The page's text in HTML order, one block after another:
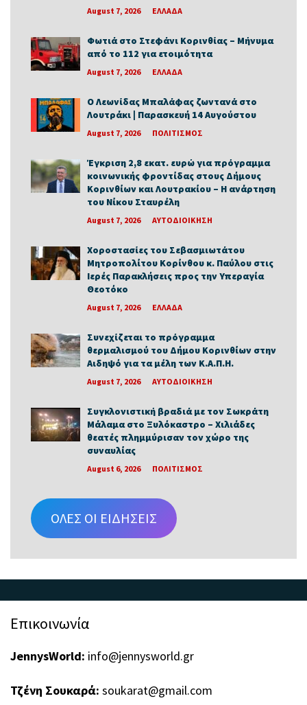
August 7, 2026 ΕΛΛΑΔΑ
Φωτιά στο Στεφάνι Κορινθίας – Μήνυμα
από το 112 για ετοιμότητα
August 7, 2026 ΕΛΛΑΔΑ
Ο Λεωνίδας Μπαλάφας ζωντανά στο
Λουτράκι | Παρασκευή 14 Αυγούστου
August 7, 2026 ΠΟΛΙΤΙΣΜΟΣ
Έγκριση 2,8 εκατ. ευρώ για πρόγραμμα
κοινωνικής φροντίδας στους Δήμους
Κορινθίων και Λουτρακίου – Η ανάρτηση
του Νίκου Σταυρέλη
August 7, 2026 ΑΥΤΟΔΙΟΙΚΗΣΗ
Χοροστασίες του Σεβασμιωτάτου
Μητροπολίτου Κορίνθου κ. Παύλου στις
Ιερές Παρακλήσεις προς την Υπεραγία
Θεοτόκο
August 7, 2026 ΕΛΛΑΔΑ
Συνεχίζεται το πρόγραμμα
θερμαλισμού του Δήμου Κορινθίων στην
Αιδηψό για τα μέλη των Κ.Α.Π.Η.
August 7, 2026 ΑΥΤΟΔΙΟΙΚΗΣΗ
Συγκλονιστική βραδιά με τον Σωκράτη
Μάλαμα στο Ξυλόκαστρο – Χιλιάδες
θεατές πλημμύρισαν τον χώρο της
συναυλίας
August 6, 2026 ΠΟΛΙΤΙΣΜΟΣ
ΟΛΕΣ ΟΙ ΕΙΔΗΣΕΙΣ
Επικοινωνία
JennysWorld: info@jennysworld.gr
Τζένη Σουκαρά: soukarat@gmail.com